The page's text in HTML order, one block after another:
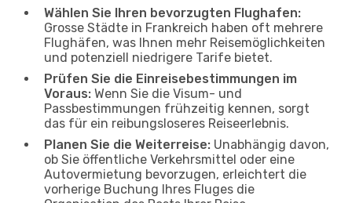
Wählen Sie Ihren bevorzugten Flughafen:
Grosse Städte in Frankreich haben oft mehrere
Flughäfen, was Ihnen mehr Reisemöglichkeiten
und potenziell niedrigere Tarife bietet.
Prüfen Sie die Einreisebestimmungen im
Voraus: Wenn Sie die Visum- und
Passbestimmungen frühzeitig kennen, sorgt
das für ein reibungsloseres Reiseerlebnis.
Planen Sie die Weiterreise: Unabhängig davon,
ob Sie öffentliche Verkehrsmittel oder eine
Autovermietung bevorzugen, erleichtert die
vorherige Buchung Ihres Fluges die